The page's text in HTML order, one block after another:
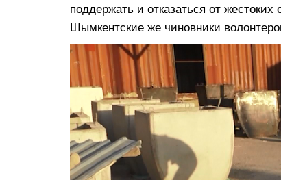
поддержать и отказаться от
Шымкентские же чиновники